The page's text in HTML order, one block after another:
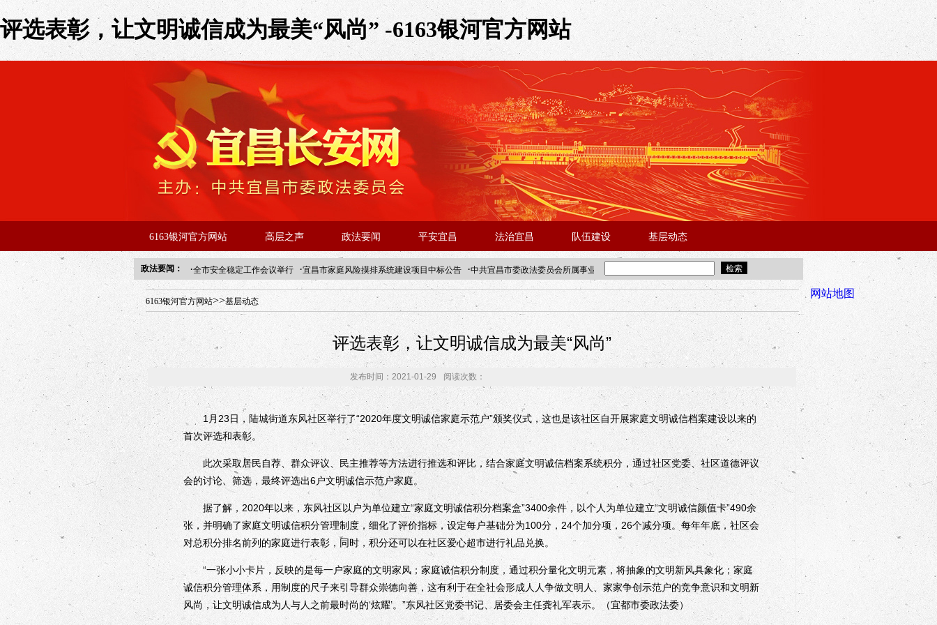
评选表彰，让文明诚信成为最美“风尚” -6163银河官方网站
6163银河官方网站 高层之声 政法要闻 平安宜昌 法治宜昌 队伍建设 基层动态
政法要闻： ·全市安全稳定工作会议举行 ·宜昌市家庭风险摸排系统建设项目中标公告 ·中共宜昌市委政法委员会所属事业单位2025年“招才兴业”事业单位人才引进·北京站面试成绩公告
年“招才兴业”事业单位人才引进·北京站人民大学入校工作提醒
全市安全
6163银河官方网站>>基层动态
评选表彰，让文明诚信成为最美“风尚”
发布时间：2021-01-29 阅读次数：
1月23日，陆城街道东风社区举行了“2020年度文明诚信家庭示范户”颁奖仪式，这也是该社区自开展家庭文明诚信档案建设以来的
首次评选和表彰。
此次采取居民自荐、群众评议、民主推荐等方法进行推选和评比，结合家庭文明诚信档案系统积分，通过社区党委、社区道德评议
会的讨论、筛选，最终评选出6户文明诚信示范户家庭。
据了解，2020年以来，东风社区以户为单位建立“家庭文明诚信积分档案盒”3400余件，以个人为单位建立“文明诚信颜值卡”490余
张，并明确了家庭文明诚信积分管理制度，细化了评价指标，设定每户基础分为100分，24个加分项，26个减分项。每年年底，社区会
对总积分排名前列的家庭进行表彰，同时，积分还可以在社区爱心超市进行礼品兑换。
“一张小小卡片，反映的是每一户家庭的文明家风；家庭诚信积分制度，通过积分量化文明元素，将抽象的文明新风具象化；家庭
诚信积分管理体系，用制度的尺子来引导群众崇德向善，这有利于在全社会形成人人争做文明人、家家争创示范户的竞争意识和文明新
风尚，让文明诚信成为人与人之前最时尚的‘炫耀’。”东风社区党委书记、居委会主任龚礼军表示。（宜都市委政法委）
网站地图